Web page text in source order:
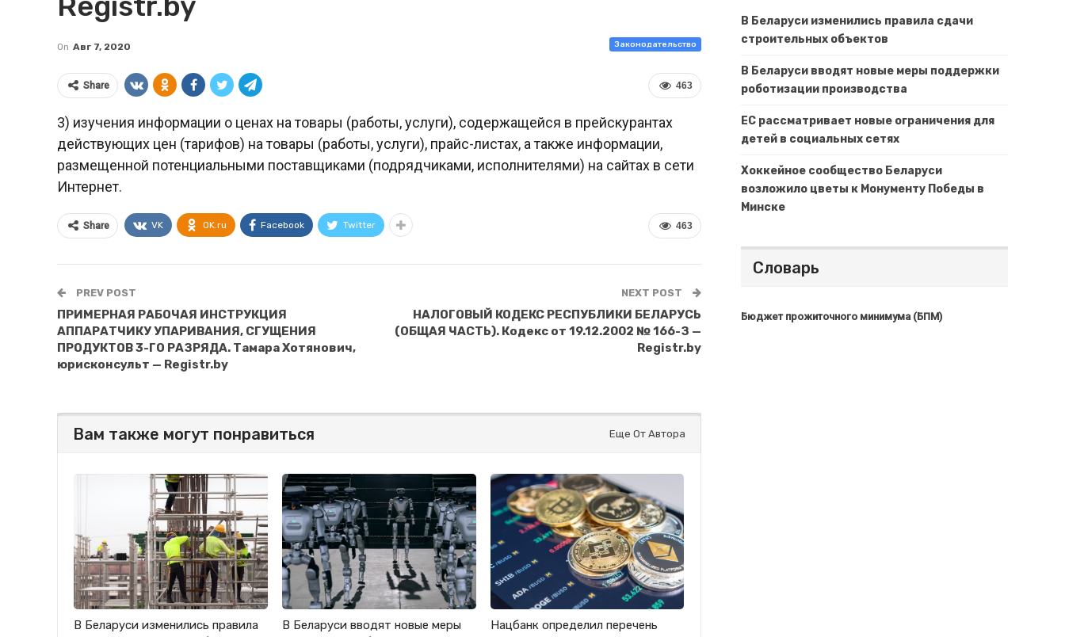
Законодательство
On Авг 7, 2020
463
Share
3) изучения информации о ценах на товары (работы, услуги), содержащейся в прейскурантах
действующих цен (тарифов) на товары (работы, услуги), прайс-листах, а также информации,
размещенной потенциальными поставщиками (подрядчиками, исполнителями) на сайтах в сети
Интернет.
463
Share VK OK.ru Facebook Twitter
PREV POST
ПРИМЕРНАЯ РАБОЧАЯ ИНСТРУКЦИЯ
АППАРАТЧИКУ УПАРИВАНИЯ, СГУЩЕНИЯ
ПРОДУКТОВ 3-ГО РАЗРЯДА. Тамара Хотянович,
юрисконсульт — Registr.by
NEXT POST
НАЛОГОВЫЙ КОДЕКС РЕСПУБЛИКИ БЕЛАРУСЬ
(ОБЩАЯ ЧАСТЬ). Кодекс от 19.12.2002 № 166-З —
Registr.by
Вам также могут понравиться Еще От Автора
В Беларуси изменились правила
В Беларуси вводят новые меры
Нацбанк определил перечень
В Беларуси изменились правила сдачи
строительных объектов
В Беларуси вводят новые меры поддержки
роботизации производства
ЕС рассматривает новые ограничения для
детей в социальных сетях
Хоккейное сообщество Беларуси
возложило цветы к Монументу Победы в
Минске
Словарь
Бюджет прожиточного минимума (БПМ)